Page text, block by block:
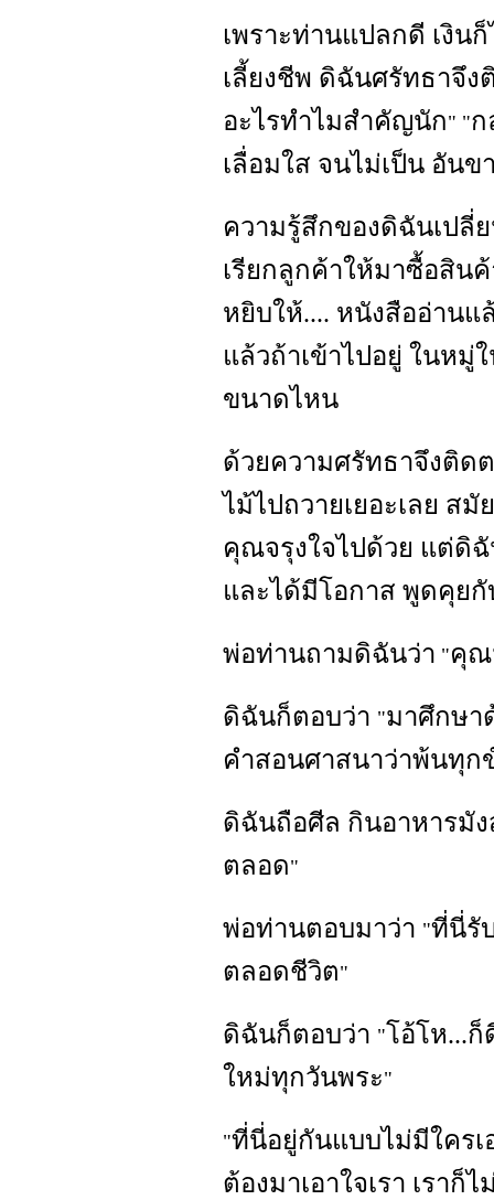
เพราะท่านแปลกดี เงิ
เลี้ยงชีพ ดิฉันศรัทธาจึ
อะไรทำไมสำคัญนัก" "ก
เลื่อมใส จนไม่เป็น อันข
ความรู้สึกของดิฉันเปลี่
เรียกลูกค้าให้มาซื้อสิน
หยิบให้.... หนังสืออ่าน
แล้วถ้าเข้าไปอยู่ ในหมู่
ขนาดไหน
ด้วยความศรัทธาจึงติด
ไม้ไปถวายเยอะเลย
คุณจรุงใจไปด้วย แต่ดิ
และได้มีโอกาส พูดคุย
พ่อท่านถามดิฉันว่า "คุณ
ดิฉันก็ตอบว่า "มาศึกษา
คำสอนศาสนาว่าพ้นทุก
ดิฉันถือศีล กินอาหารมั
ตลอด"
พ่อท่านตอบมาว่า "ที่นี่รั
ตลอดชีวิต"
ดิฉันก็ตอบว่า "โอ้โห...ก็
ใหม่ทุกวันพระ"
"ที่นี่อยู่กันแบบไม่มีใครเ
ต้องมาเอาใจเรา เราก็